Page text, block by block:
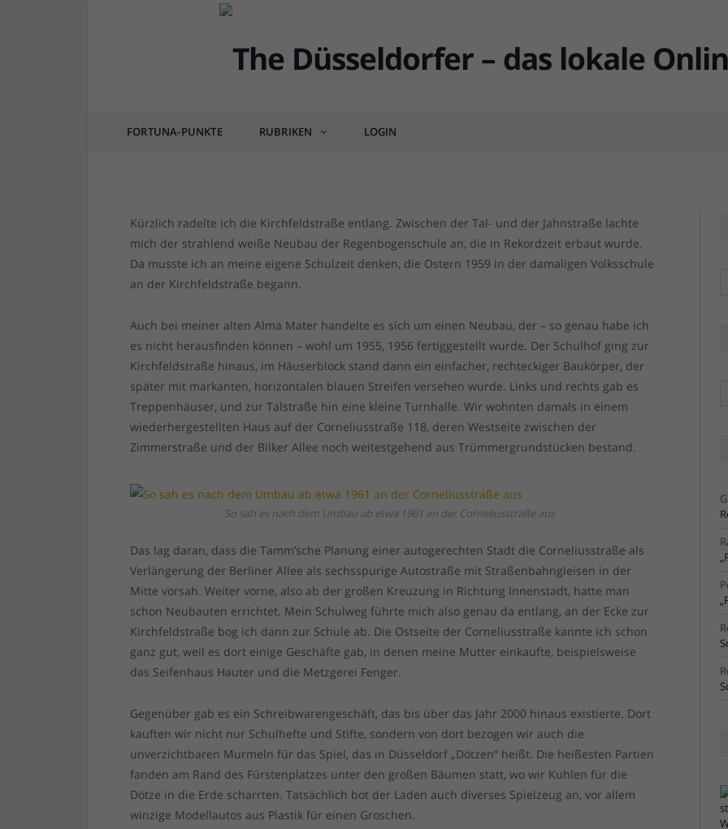
FORTUNA-PUNKTE RUBRIKEN LOGIN
DÜSSEL-HISTÖRCHEN
Erinnerung (1959~1961): Meine Volksschule an
Kürzlich radelte ich die Kirchfeldstraße entlang. Zwischen der Tal- und der Jahnstraße lachte
mich der strahlend weiße Neubau der Regenbogenschule an, die in Rekordzeit erbaut wurde.
Da musste ich an meine eigene Schulzeit denken, die Ostern 1959 in der damaligen Volksschule
an der Kirchfeldstraße begann.
Auch bei meiner alten Alma Mater handelte es sich um einen Neubau, der – so genau habe ich
es nicht herausfinden können – wohl um 1955, 1956 fertiggestellt wurde. Der Schulhof ging zur
Kirchfeldstraße hinaus, im Häuserblock stand dann ein einfacher, rechteckiger Baukörper, der
später mit markanten, horizontalen blauen Streifen versehen wurde. Links und rechts gab es
Treppenhäuser, und zur Talstraße hin eine kleine Turnhalle. Wir wohnten damals in einem
wiederhergestellten Haus auf der Corneliusstraße 118, deren Westseite zwischen der
Zimmerstraße und der Bilker Allee noch weitestgehend aus Trümmergrundstücken bestand.
So sah es nach dem Umbau ab etwa 1961 an der Corneliusstraße aus
Das lag daran, dass die Tamm’sche Planung einer autogerechten Stadt die Corneliusstraße als
Verlängerung der Berliner Allee als sechsspurige Autostraße mit Straßenbahngleisen in der
Mitte vorsah. Weiter vorne, also ab der großen Kreuzung in Richtung Innenstadt, hatte man
schon Neubauten errichtet. Mein Schulweg führte mich also genau da entlang, an der Ecke zur
Kirchfeldstraße bog ich dann zur Schule ab. Die Ostseite der Corneliusstraße kannte ich schon
ganz gut, weil es dort einige Geschäfte gab, in denen meine Mutter einkaufte, beispielsweise
das Seifenhaus Hauter und die Metzgerei Fenger.
Gegenüber gab es ein Schreibwarengeschäft, das bis über das Jahr 2000 hinaus existierte. Dort
kauften wir nicht nur Schulhefte und Stifte, sondern von dort bezogen wir auch die
unverzichtbaren Murmeln für das Spiel, das in Düsseldorf „Dötzen“ heißt. Die heißesten Partien
fanden am Rand des Fürstenplatzes unter den großen Bäumen statt, wo wir Kuhlen für die
Dötze in die Erde scharrten. Tatsächlich bot der Laden auch diverses Spielzeug an, vor allem
winzige Modellautos aus Plastik für einen Groschen.